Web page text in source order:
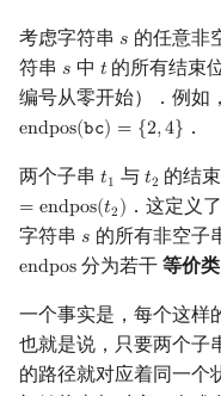
考虑字符串 𝑠
s 的任意非
符串 𝑠
s 中 𝑡
t 的所有结束
编号从零开始）．例如
endpos(𝚋𝚌) = {2,4}
endpos(bc ={ 2,4} ．
两个子串 𝑡1
t1 与 𝑡2
t2 的结
= endpos(𝑡2) ．这定义
字符串 𝑠
s 的所有非空子
endpos
endpos分为若干等价类
一个事实是，每个这样
也就是说，只要两个子
的路径就对应着同一个